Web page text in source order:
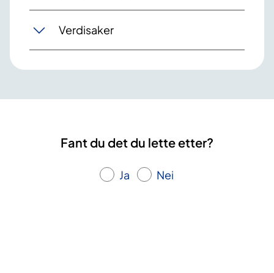
Verdisaker
Fant du det du lette etter?
Ja Nei